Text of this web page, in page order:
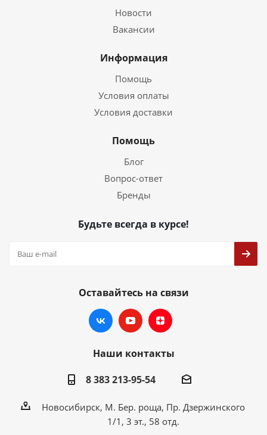
Новости
Вакансии
Информация
Помощь
Условия оплаты
Условия доставки
Помощь
Блог
Вопрос-ответ
Бренды
Будьте всегда в курсе!
Оставайтесь на связи
Наши контакты
8 383 213-95-54
Новосибирск, М. Бер. роща, Пр. Дзержинского
1/1, 3 эт., 58 отд.